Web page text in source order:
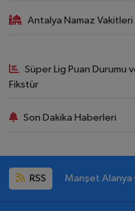
Antalya Namaz Vakitleri
Süper Lig Puan Durumu
Fikstür
Son Dakika Haberleri
RSS Manşet Alanya